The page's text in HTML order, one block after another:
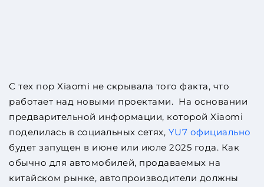
С тех пор Xiaomi не скрывала того факта, что
работает над новыми проектами. На основании
предварительной информации, которой Xiaomi
поделилась в социальных сетях, YU7 официально
будет запущен в июне или июле 2025 года. Как
обычно для автомобилей, продаваемых на
китайском рынке, автопроизводители должны